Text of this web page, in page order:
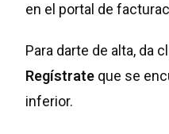
en el portal de
Para darte de alta, da
Regístrate que se
inferior.